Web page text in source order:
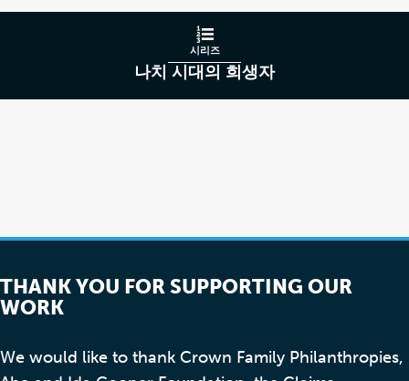
나치 시대의 희생자
시리즈
THANK YOU FOR SUPPORTING OUR
WORK
We would like to thank Crown Family Philanthropies,